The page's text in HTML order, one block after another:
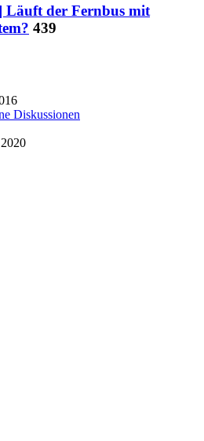
der Fernbus mit
439
Diskussionen